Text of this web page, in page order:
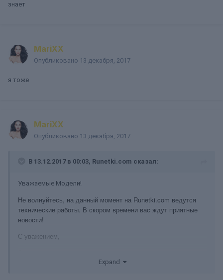
знает
MariXX
Опубликовано 13 декабря, 2017
я тоже
MariXX
Опубликовано 13 декабря, 2017
В 13.12.2017 в 00:03, Runetki.com сказал:
Уважаемые Модели!
Не волнуйтесь, на данный момент на Runetki.com ведутся
технические работы. В скором времени вас ждут приятные
новости!
С уважением,
Expand